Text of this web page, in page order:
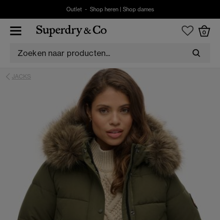
Outlet - Shop heren| Shop dames
0
JACKS